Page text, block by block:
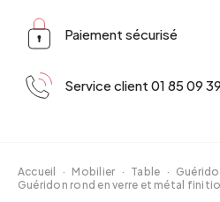
Paiement sécurisé
Service client 01 85 09
Accueil · Mobilier · Table ·
Guéridon rond en verre et métal